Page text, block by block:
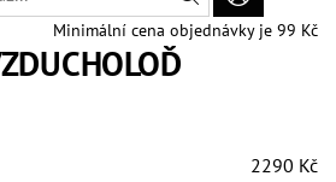
Minimální cena objednávky je 99 Kč
2290 Kč